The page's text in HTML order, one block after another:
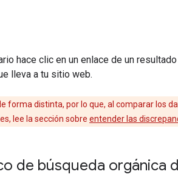
hace clic en un enlace de un resultado
lleva a tu sitio web.
forma distinta, por lo que, al comparar
lee la sección sobre entender las
de búsqueda orgánica